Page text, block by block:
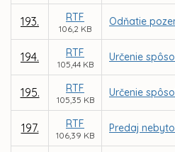
193. RTF
106,2 KB
Odňatie
194. RTF
105,44 KB
Určenie
195. RTF
105,35 KB
Určenie
197. RTF
106,39 KB
Predaj